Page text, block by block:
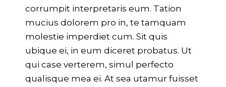
corrumpit interpretaris eum. Tation
mucius dolorem pro in, te tamquam
molestie imperdiet cum. Sit quis
ubique ei, in eum diceret probatus. Ut
qui case verterem, simul perfecto
qualisque mea ei. At sea utamur fuisset